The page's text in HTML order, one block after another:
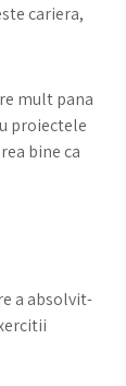
cariera,
mult pana
proiectele
bine ca
a absolvit-